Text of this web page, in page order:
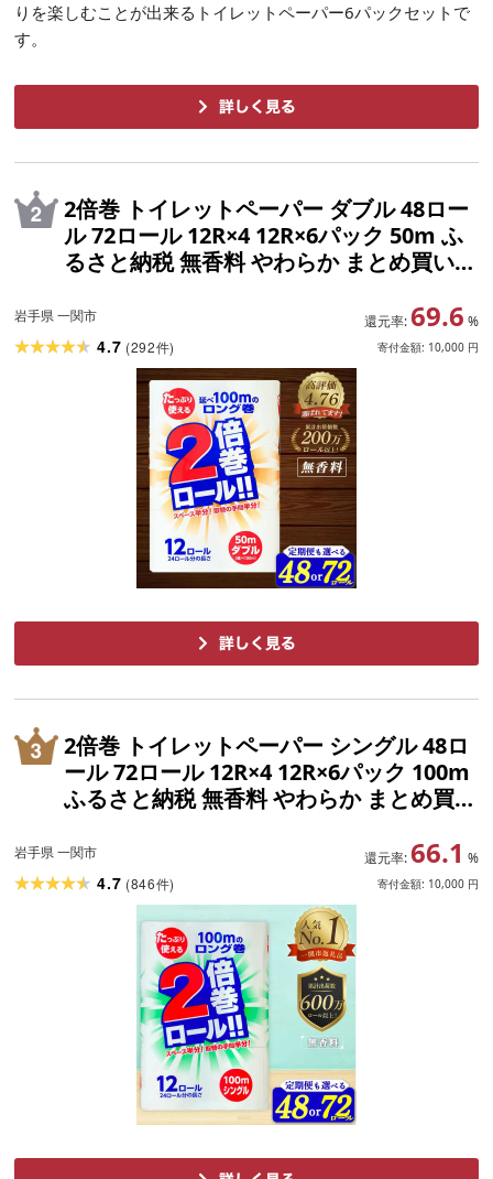
りを楽しむことが出来るトイレットペーパー6パックセットで
す。
2倍巻 トイレットペーパー ダブル 48ロー
ル 72ロール 12R×4 12R×6パック 50m ふ
るさと納税 無香料 やわらか まとめ買い
蓄 人気 おすすめ ランキング 送料無料 岩
手県 一関市
岩手県 一関市 還元率: 69.6 %
寄付金額: 10,000 円
4.7 (292件)
2倍巻 トイレットペーパー シングル 48ロ
ール 72ロール 12R×4 12R×6パック 100m
ふるさと納税 無香料 やわらか まとめ買い
蓄 人気 おすすめ ランキング 送料無料 岩
手県 一関市
岩手県 一関市 還元率: 66.1 %
寄付金額: 10,000 円
4.7 (846件)